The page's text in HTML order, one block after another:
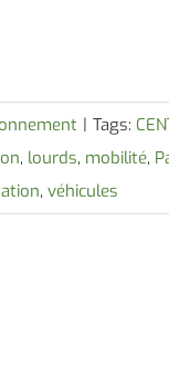
| Tags:
, lourds, mobilité,
, véhicules